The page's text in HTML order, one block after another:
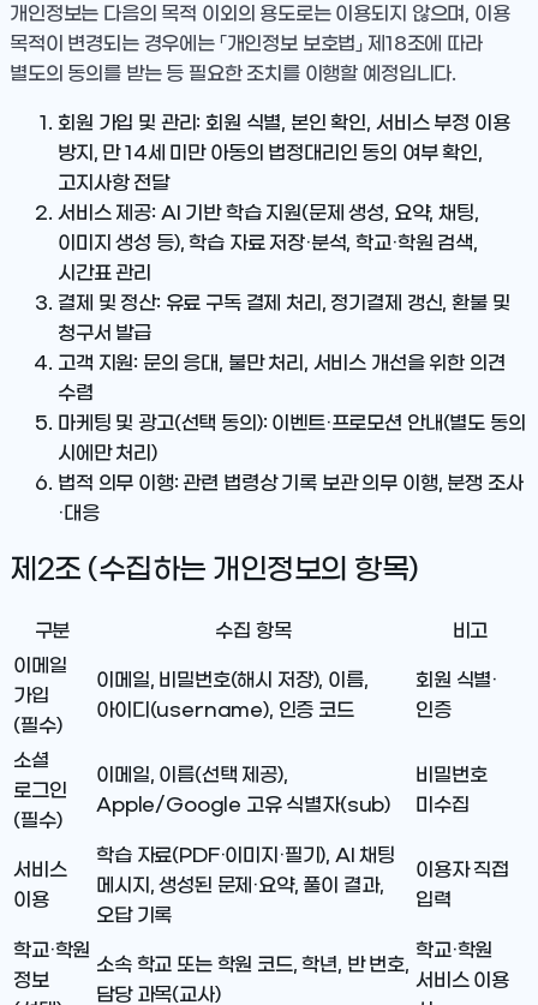
개인정보는 다음의 목적 이외의 용도로는 이용되지 않으며, 이용
목적이 변경되는 경우에는 「개인정보 보호법」 제18조에 따라
별도의 동의를 받는 등 필요한 조치를 이행할 예정입니다.
회원 가입 및 관리 : 회원 식별, 본인 확인, 서비스 부정 이용
방지, 만 14세 미만 아동의 법정대리인 동의 여부 확인,
고지사항 전달
서비스 제공: AI 기반 학습 지원(문제 생성, 요약, 채팅,
이미지 생성 등), 학습 자료 저장·분석, 학교·학원 검색,
시간표 관리
결제 및 정산: 유료 구독 결제 처리, 정기결제 갱신, 환불 및
청구서 발급
고객 지원: 문의 응대, 불만 처리, 서비스 개선을 위한 의견
수렴
마케팅 및 광고(선택 동의): 이벤트·프로모션 안내(별도 동의
시에만 처리)
법적 의무 이행: 관련 법령상 기록 보관 의무 이행, 분쟁 조사
·대응
제2조 (수집하는 개인정보의 항목)
구분 수집 항목
비고
이메일
가입
(필수)
이메일, 비밀번호(해시 저장), 이름,
아이디(username), 인증 코드
회원 식별·
인증
소셜
로그인
(필수)
이메일, 이름(선택 제공),
Apple/Google 고유 식별자(sub)
비밀번호
미수집
서비스
이용
학습 자료(PDF·이미지·필기), AI 채팅
메시지, 생성된 문제·요약, 풀이 결과,
오답 기록
이용자 직접
입력
학교·학원
정보
소속 학교 또는 학원 코드, 학년, 반 번호,
담당 과목(교사)
학교·학원
서비스 이용